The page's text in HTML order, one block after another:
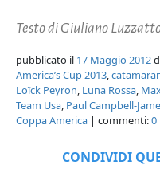
Testo di Giuliano
pubblicato il 17 Maggio 2012
America’s Cup 2013,
Loïck Peyron, Luna Rossa,
Team Usa, Paul Campbell-
Coppa America | commenti:0
CONDIVIDI